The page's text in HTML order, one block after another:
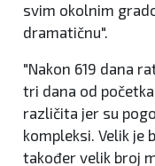
svim okolnim
dramatičnu".
"Nakon 619 dana
tri dana od
različita jer su
kompleksi. Velik je
također velik broj